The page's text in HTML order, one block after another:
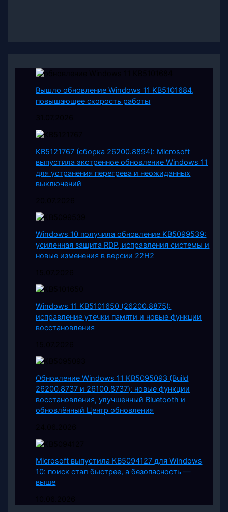
Вышло обновление Windows 11 KB5101684,
повышающее скорость работы
KB5121767 (сборка 26200.8894): Microsoft
выпустила экстренное обновление Windows 11
для устранения перегрева и неожиданных
выключений
Windows 10 получила обновление KB5099539:
усиленная защита RDP, исправления системы и
новые изменения в версии 22H2
Windows 11 KB5101650 (26200.8875):
исправление утечки памяти и новые функции
восстановления
Обновление Windows 11 KB5095093 (Build
26200.8737 и 26100.8737): новые функции
восстановления, улучшенный Bluetooth и
обновлённый Центр обновления
Microsoft выпустила KB5094127 для Windows
10: поиск стал быстрее, а безопасность —
выше